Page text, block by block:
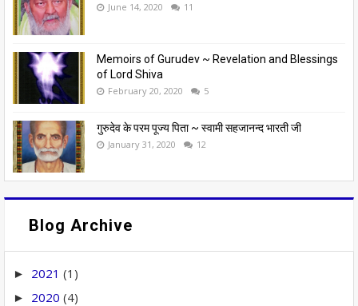
June 14, 2020 11
Memoirs of Gurudev ~ Revelation and Blessings
of Lord Shiva
February 20, 2020 5
गुरुदेव के परम पूज्य पिता ~ स्वामी सहजानन्द भारती जी
January 31, 2020 12
Blog Archive
► 2021 (1)
► 2020 (4)